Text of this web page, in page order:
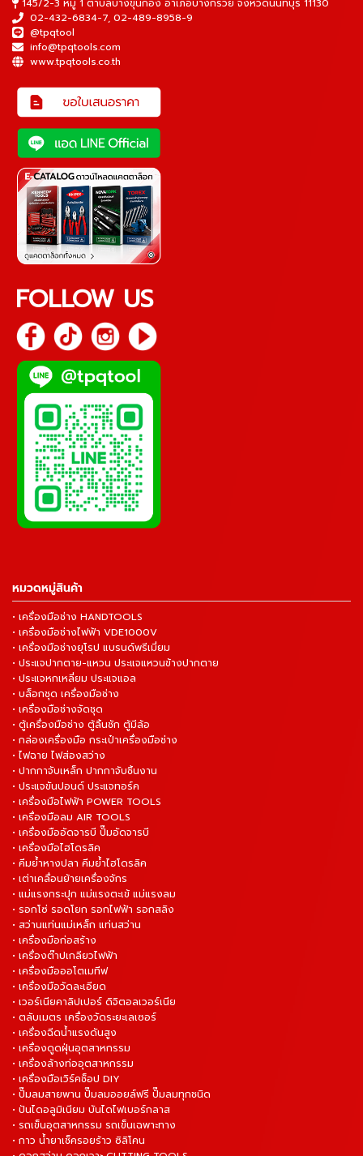
02-432-6834-7, 02-489-8958-9
@tpqtool
info@tpqtools.com
www.tpqtools.co.th
FOLLOW US
หมวดหมู่สินค้า
• เครื่องมือช่าง HANDTOOLS
• เครื่องมือช่างไฟฟ้า VDE1000V
• เครื่องมือช่างยุโรป แบรนด์พรีเมี่ยม
• ประแจปากตาย-แหวน ประแจแหวนข้างปากตาย
• ประแจหกเหลี่ยม ประแจแอล
• บล็อกชุด เครื่องมือช่าง
• เครื่องมือช่างจัดชุด
• ตู้เครื่องมือช่าง ตู้ลิ้นชัก ตู้มีล้อ
• กล่องเครื่องมือ กระเป๋าเครื่องมือช่าง
• ไฟฉาย ไฟส่องสว่าง
• ปากกาจับเหล็ก ปากกาจับชิ้นงาน
• ประแจขันปอนด์ ประแจทอร์ค
• เครื่องมือไฟฟ้า POWER TOOLS
• เครื่องมือลม AIR TOOLS
• เครื่องมืออัดจารบี ปั๊มอัดจารบี
• เครื่องมือไฮโดรลิค
• คีมย้ำหางปลา คีมย้ำไฮโดรลิค
• เต่าเคลื่อนย้ายเครื่องจักร
• แม่แรงกระปุก แม่แรงตะเข้ แม่แรงลม
• รอกโซ่ รอดโยก รอกไฟฟ้า รอกสลิง
• สว่านแท่นแม่เหล็ก แท่นสว่าน
• เครื่องมือก่อสร้าง
• เครื่องต๊าปเกลียวไฟฟ้า
• เครื่องมือออโตเมทีฟ
• เครื่องมือวัดละเอียด
• เวอร์เนียคาลิปเปอร์ ดิจิตอลเวอร์เนีย
• ตลับเมตร เครื่องวัดระยะเลเซอร์
• เครื่องฉีดน้ำแรงดันสูง
• เครื่องดูดฝุ่นอุตสาหกรรม
• เครื่องล้างท่ออุตสาหกรรม
• เครื่องมือเวิร์คช็อป DIY
• ปั๊มลมสายพาน ปั๊มลมออยล์ฟรี ปั๊มลมทุกชนิด
• ปันไดอลูมิเนียม บันไดไฟเบอร์กลาส
• รถเข็นอุตสาหกรรม รถเข็นเฉพาะทาง
• กาว น้ำยาเช็ครอยร้าว ซิลิโคน